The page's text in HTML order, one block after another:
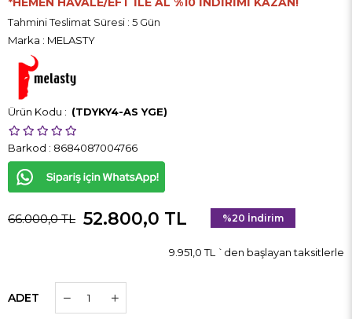
Tahmini Teslimat Süresi : 5 Gün
Marka : MELASTY
(TDYKY4-AS YGE)
Barkod : 8684087004766
66.000,0 TL 52.800,0 TL %20 İndirim
9.951,0 TL `den başlayan taksitlerle
ADET